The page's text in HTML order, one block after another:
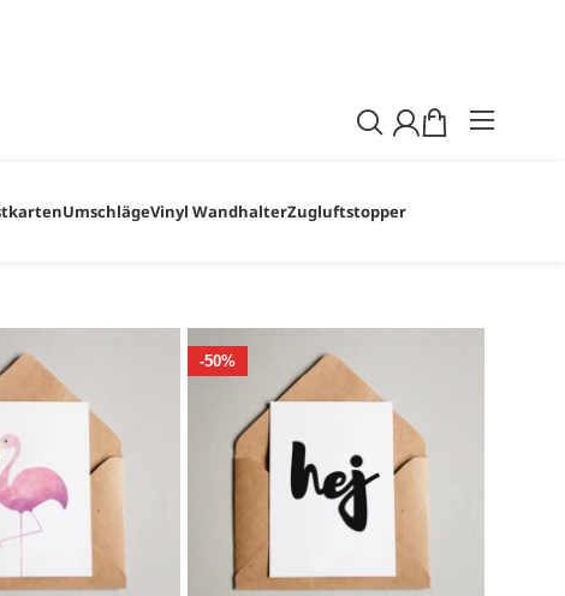
UmschlägeVinyl WandhalterZugluftstopper
-50%